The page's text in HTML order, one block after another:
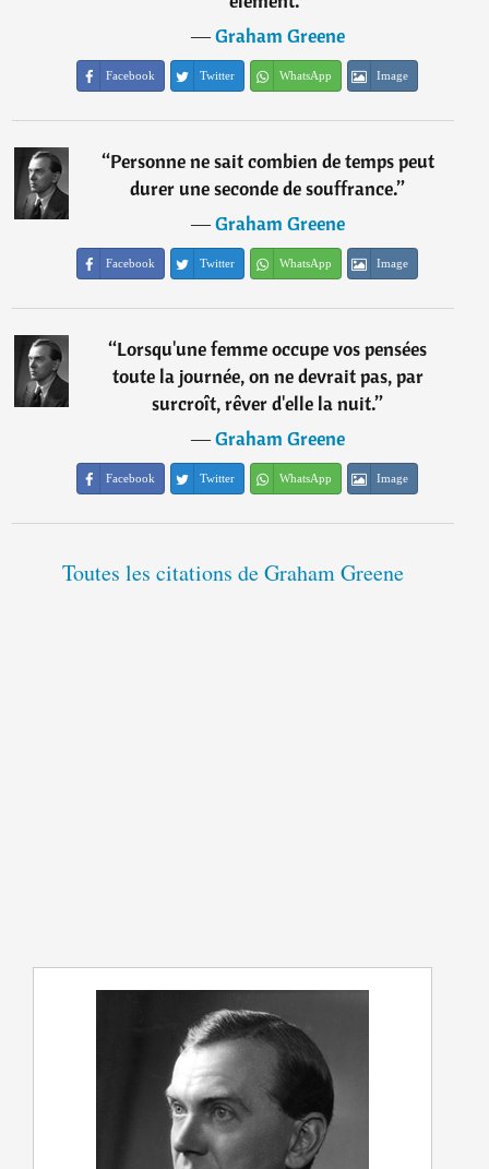
―Graham Greene
Facebook Twitter WhatsApp Image
“Personne ne sait combien de temps peut
durer une seconde de souffrance.”
―Graham Greene
Facebook Twitter WhatsApp Image
“Lorsqu'une femme occupe vos pensées
toute la journée, on ne devrait pas, par
surcroît, rêver d'elle la nuit.”
―Graham Greene
Facebook Twitter WhatsApp Image
Toutes les citations de Graham Greene